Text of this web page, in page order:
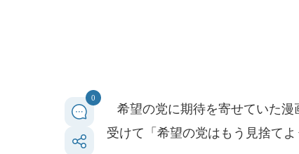
0
希望の党に期待を寄せていた漫
受けて「希望の党はもう見捨てよ